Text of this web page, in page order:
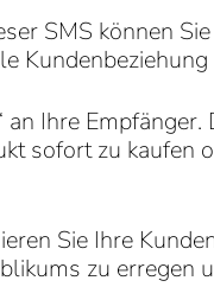
SMS können
Kundenbeziehung
Ihre Empfänger.
sofort zu kaufen
Sie Ihre
zu erregen